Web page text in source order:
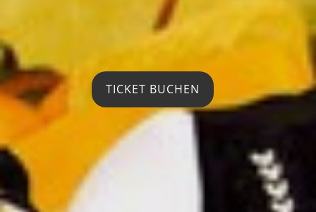
TICKET BUCHEN